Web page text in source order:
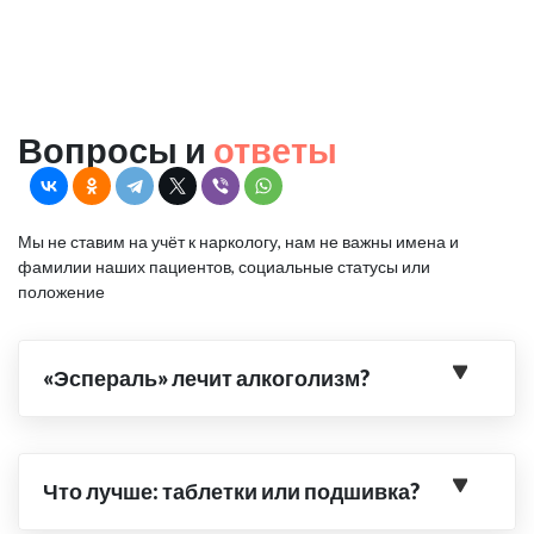
Вопросы и ответы
Мы не ставим на учёт к наркологу, нам не важны имена и
фамилии наших пациентов, социальные статусы или
положение
«Эспераль» лечит алкоголизм?
Что лучше: таблетки или подшивка?